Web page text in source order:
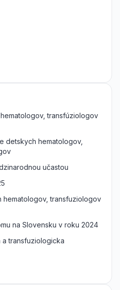
transfúziologov
detskych hematologov,
učastou
hematologov, transfuziologov
na Slovensku v roku 2024
transfuziologicka